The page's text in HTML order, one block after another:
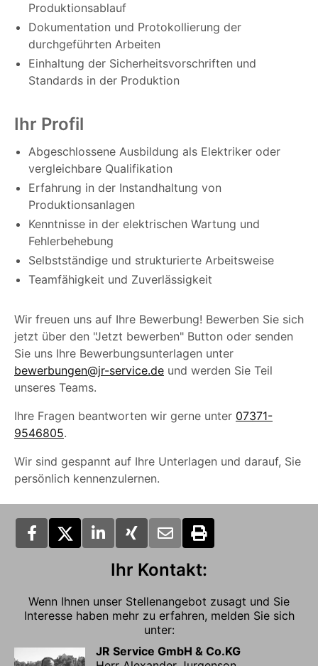
Produktionsablauf
Dokumentation und Protokollierung der
durchgeführten Arbeiten
Einhaltung der Sicherheitsvorschriften und
Standards in der Produktion
Ihr Profil
Abgeschlossene Ausbildung als Elektriker oder
vergleichbare Qualifikation
Erfahrung in der Instandhaltung von
Produktionsanlagen
Kenntnisse in der elektrischen Wartung und
Fehlerbehebung
Selbstständige und strukturierte Arbeitsweise
Teamfähigkeit und Zuverlässigkeit
Wir freuen uns auf Ihre Bewerbung! Bewerben Sie sich
jetzt über den "Jetzt bewerben" Button oder senden
Sie uns Ihre Bewerbungsunterlagen unter
bewerbungen@jr-service.de und werden Sie Teil
unseres Teams.
Ihre Fragen beantworten wir gerne unter 07371-
9546805.
Wir sind gespannt auf Ihre Unterlagen und darauf, Sie
persönlich kennenzulernen.
Ihr Kontakt:
Wenn Ihnen unser Stellenangebot zusagt und Sie
Interesse haben mehr zu erfahren, melden Sie sich
unter:
JR Service GmbH & Co.KG